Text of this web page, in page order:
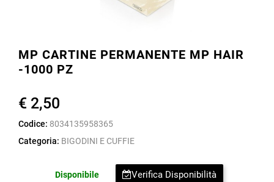
MP CARTINE PERMANENTE MP HAIR
-1000 PZ
€ 2,50
Codice: 8034135958365
Categoria: BIGODINI E CUFFIE
Verifica Disponibilità
Disponibile